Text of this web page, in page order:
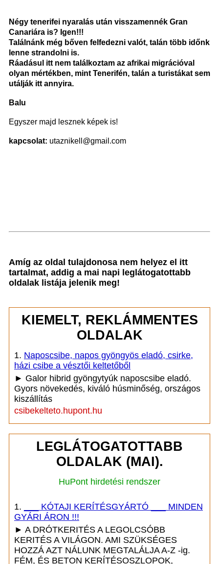
Négy tenerifei nyaralás után visszamennék Gran
Canariára is? Igen!!!
Találnánk még bőven felfedezni valót, talán több időnk
lenne strandolni is.
Ráadásul itt nem találkoztam az afrikai migrációval
olyan mértékben, mint Tenerifén, talán a turistákat sem
utálják itt annyira.
Balu
Egyszer majd lesznek képek is!
kapcsolat: utaznikell@gmail.com
Amíg az oldal tulajdonosa nem helyez el itt
tartalmat, addig a mai napi leglátogatottabb
oldalak listája jelenik meg!
KIEMELT, REKLÁMMENTES
OLDALAK
1. Naposcsibe, napos gyöngyös eladó, csirke,
házi csibe a vésztői keltetőből
► Galor hibrid gyöngytyúk naposcsibe eladó.
Gyors növekedés, kiváló húsminőség, országos
kiszállítás
csibekelteto.hupont.hu
LEGLÁTOGATOTTABB
OLDALAK (MAI).
HuPont hirdetési rendszer
1.
___ KÓTAJI KERÍTÉSGYÁRTÓ ___ MINDEN
GYÁRI ÁRON !!!
► A DRÓTKERITÉS A LEGOLCSÓBB
KERITÉS A VILÁGON. AMI SZÜKSÉGES
HOZZÁ AZT NÁLUNK MEGTALÁLJA A-Z -ig.
FÉM, ÉS BETON KERÍTÉSOSZLOPOK,